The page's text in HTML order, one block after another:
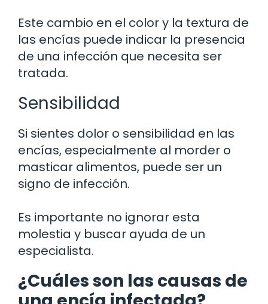
Este cambio en el color y la textura de
las encías puede indicar la presencia
de una infección que necesita ser
tratada.
Sensibilidad
Si sientes dolor o sensibilidad en las
encías, especialmente al morder o
masticar alimentos, puede ser un
signo de infección.
Es importante no ignorar esta
molestia y buscar ayuda de un
especialista.
¿Cuáles son las causas de